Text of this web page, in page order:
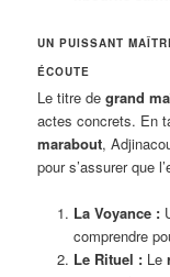
UN PUISSANT
ÉCOUTE
Le titre degrand
actes concrets. En
marabout,
pour s’assurer que
La Voyance :
comprendre
Le Rituel :Le